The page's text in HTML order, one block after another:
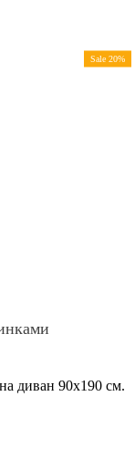
Sale 20%
диван 90х190 см.